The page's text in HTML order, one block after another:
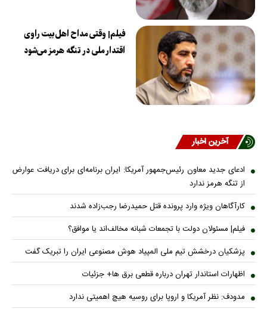
فیلم| وقتی مداح اهل‌بیت راوی
اقتدار ملی در تنگه هرمز می‌شود
آخرین اخبار
ادعای جدید معاون رئیس‌جمهور آمریکا: ایران برنامه‌ای برای دریافت عوارض
از تنگه هرمز ندارد
کارآگاهان ویژه وارد پرونده قتل حمیدرضا رجب‌زاده شدند
فیلم| مسئولان دولت با تجمعات شبانه مخالف‌اند یا موافق؟
پزشکیان درخشش تیم ملی المپیاد هوش مصنوعی ایران را تبریک گفت
اظهارات استاندار تهران درباره قطعی برق ها+ جزئیات
مدودف: نظر آمریکا و اروپا برای روسیه هیچ اهمیتی ندارد